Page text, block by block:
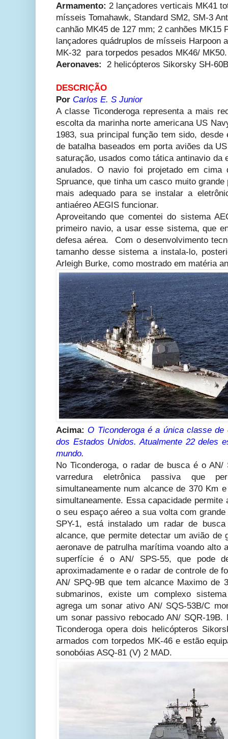
Armamento: 2 lançadores verticais MK41
mísseis Tomahawk, Standard SM2, SM-3
canhão MK45 de 127 mm; 2 canhões MK15
lançadores quádruplos de mísseis Harpoon
MK-32 para torpedos pesados MK46/ MK50.
Aeronaves:
2 helicópteros Sikorsky SH-
DESCRIÇÃO
Por Carlos E. S Junior
A classe Ticonderoga representa a mais
escolta da marinha norte americana US
1983, sua principal função tem sido,
de batalha baseados em porta aviões da
saturação, usados como tática antinavio da
anulados. O navio foi projetado em cima
Spruance, que tinha um casco muito
mais adequado para se instalar a
antiaéreo AEGIS funcionar.
Aproveitando que comentei do sistema
primeiro navio, a usar esse sistema, que
defesa aérea. Com o desenvolvimento
tamanho desse sistema a instala-lo,
Arleigh Burke, como mostrado em matéria
Acima: O Ticonderoga é a única classe
dos Estados Unidos. Atualmente 22 deles
mundo.
No Ticonderoga, o radar de busca é o AN/
varredura eletrônica passiva que
simultaneamente num alcance de 370 Km
simultaneamente. Essa capacidade
o seu espaço aéreo a sua volta com
SPY-1, está instalado um radar de
alcance, que permite detectar um avião de
aeronave de patrulha marítima voando alto
superfície é o AN/ SPS-55, que pode
aproximadamente e o radar de controle de
AN/ SPQ-9B que tem alcance Maximo de
submarinos, existe um complexo
agrega um sonar ativo AN/ SQS-53B/C
um sonar passivo rebocado AN/ SQR-
Ticonderoga opera dois helicópteros
armados com torpedos MK-46 e estão
sonobóias ASQ-81 (V) 2 MAD.